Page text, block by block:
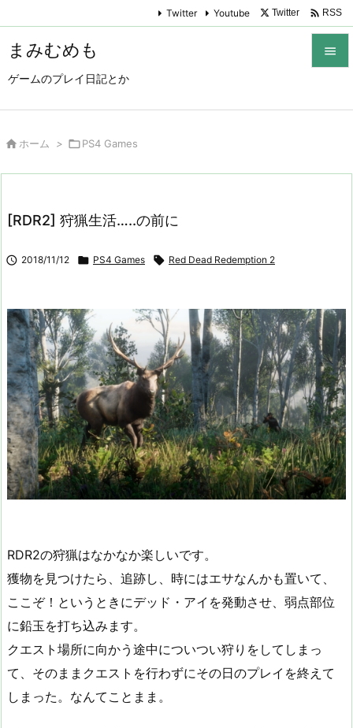
まみむめも
ゲームのプレイ日記とか

Twitter Youtube Twitter  RSS
 ホーム > PS4 Games
[RDR2] 狩猟生活…..の前に
 2018/11/12  PS4 Games  Red Dead Redemption 2
RDR2の狩猟はなかなか楽しいです。
獲物を見つけたら、追跡し、時にはエサなんかも置いて、
ここぞ！というときにデッド・アイを発動させ、弱点部位
に鉛玉を打ち込みます。
クエスト場所に向かう途中についつい狩りをしてしまっ
て、そのままクエストを行わずにその日のプレイを終えて
しまった。なんてことまま。